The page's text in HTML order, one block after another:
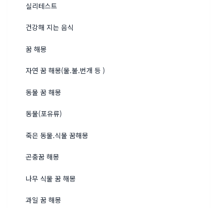
실리테스트
건강해 지는 음식
꿈 해몽
자연 꿈 해몽(물.불.번개 등 )
동물 꿈 해몽
동물(포유류)
죽은 동물.식물 꿈해몽
곤충꿈 해몽
나무 식물 꿈 해몽
과일 꿈 해몽